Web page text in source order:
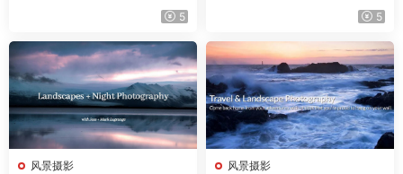
the Best Sunset Pictures wit5
自己的山景-PhotographyTut
orial SourcesSkillShareVideo
Courses DIY Miniature Lands
cape Photography Series #1
– Create Your Own Mountain
Scene by Shannon Sadulsky
5
风景摄影 风景摄影